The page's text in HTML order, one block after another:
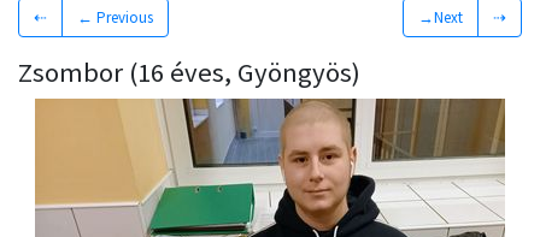
⇠ ← Previous →Next ⇢
Zsombor (16 éves, Gyöngyös)